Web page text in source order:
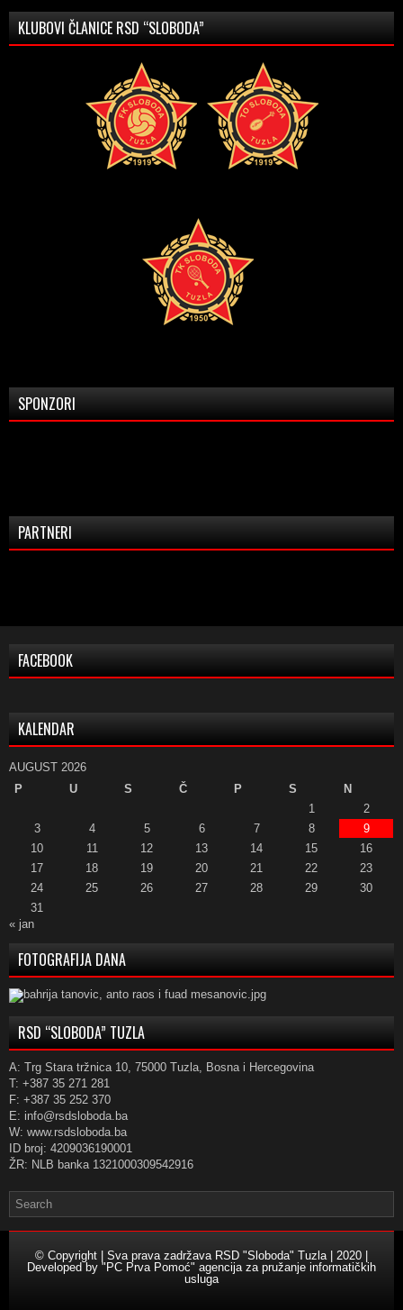
KLUBOVI ČLANICE RSD “SLOBODA”
SPONZORI
PARTNERI
FACEBOOK
KALENDAR
AUGUST 2026
P
U S Č P S
N
1
2
3
4 5 6 7 8
9
10
11 12 13 14 15
16
17
18 19 20 21 22
23
24
25 26 27 28 29
30
31
« jan
FOTOGRAFIJA DANA
RSD “SLOBODA” TUZLA
A: Trg Stara tržnica 10, 75000 Tuzla, Bosna i Hercegovina
T: +387 35 271 281
F: +387 35 252 370
E: info@rsdsloboda.ba
W: www.rsdsloboda.ba
ID broj: 4209036190001
ŽR: NLB banka 1321000309542916
© Copyright | Sva prava zadržava RSD "Sloboda" Tuzla | 2020 |
Developed by "PC Prva Pomoć" agencija za pružanje informatičkih
usluga